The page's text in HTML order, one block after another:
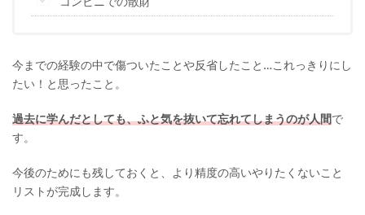
今までの経験の中で傷ついたことや反省したこと…これっきりにし
たい！と思ったこと。
過去に学んだとしても、ふと気を抜いて忘れてしまうのが人間で
す。
今後のためにも残しておくと、より精度の高いやりたくないこと
リストが完成します。